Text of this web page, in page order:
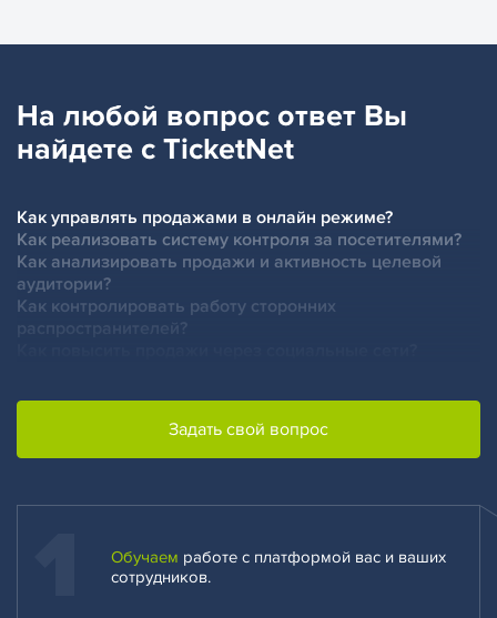
На любой вопрос ответ Вы
найдете с TicketNet
Как управлять продажами в онлайн режиме?
Как реализовать систему контроля за посетителями?
Как анализировать продажи и активность целевой
аудитории?
Как контролировать работу сторонних
распространителей?
Задать свой вопрос
Обучаем работе с платформой вас и ваших
сотрудников.